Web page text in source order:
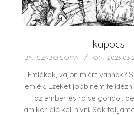
kapocs
2023-
22
BY: SZABÓ SOMA ON:
„Emlékek, vajon miért vannak?
emlék. Ezeket jobb nem
az ember és rá se gondol,
amikor elő kell hívni. Sok